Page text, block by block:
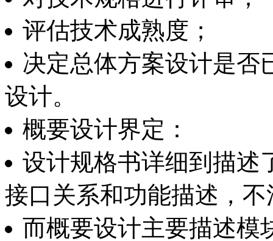
评估技术成熟度；
决定总体方案设计是否
设计。
概要设计界定：
设计规格书详细到描述
接口关系和功能描述，
而概要设计主要描述模